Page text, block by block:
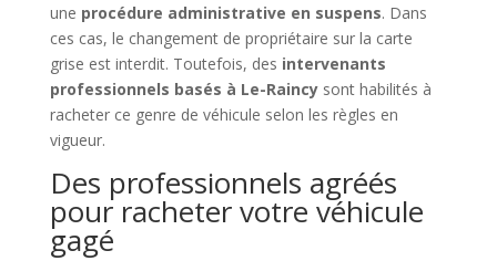
une procédure administrative en suspens. Dans
ces cas, le changement de propriétaire sur la carte
grise est interdit. Toutefois, des intervenants
professionnels basés à Le-Raincysont habilités à
racheter ce genre de véhicule selon les règles en
vigueur.
Des professionnels agréés
pour racheter votre véhicule
gagé